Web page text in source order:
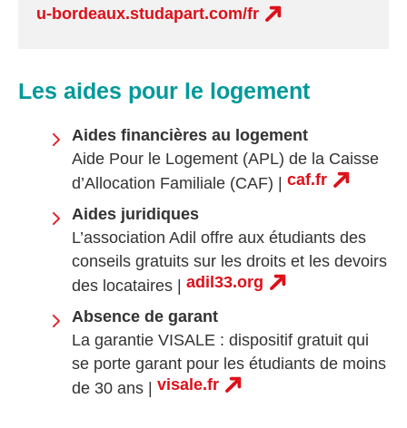
u-bordeaux.studapart.com/fr
Les aides pour le logement
Aides financières au logement
Aide Pour le Logement (APL) de la Caisse
d’Allocation Familiale (CAF) | caf.fr
Aides juridiques
L’association Adil offre aux étudiants des
conseils gratuits sur les droits et les devoirs
des locataires | adil33.org
Absence de garant
La garantie VISALE : dispositif gratuit qui
se porte garant pour les étudiants de moins
de 30 ans | visale.fr